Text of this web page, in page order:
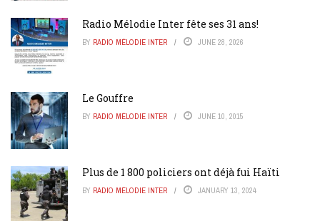
Radio Mélodie Inter fête ses 31 ans!
BY RADIO MÉLODIE INTER JUNE 28, 2026
Le Gouffre
BY RADIO MÉLODIE INTER JUNE 10, 2015
Plus de 1 800 policiers ont déjà fui Haïti
BY RADIO MÉLODIE INTER JANUARY 13, 2024